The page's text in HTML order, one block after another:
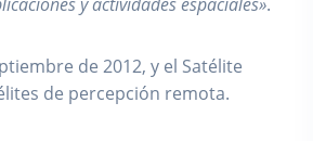
de 2012, y el Satélite
de percepción remota.